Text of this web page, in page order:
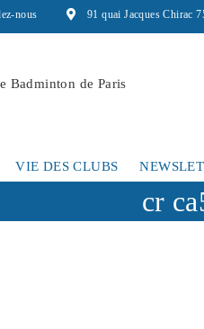
nous 91 quai Jacques Chirac
VIE DES CLUBS
cr